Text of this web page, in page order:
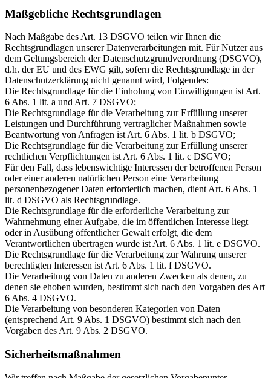
Maßgebliche Rechtsgrundlagen
Nach Maßgabe des Art. 13 DSGVO teilen wir Ihnen die
Rechtsgrundlagen unserer Datenverarbeitungen mit. Für Nutzer aus
dem Geltungsbereich der Datenschutzgrundverordnung (DSGVO),
d.h. der EU und des EWG gilt, sofern die Rechtsgrundlage in der
Datenschutzerklärung nicht genannt wird, Folgendes:
Die Rechtsgrundlage für die Einholung von Einwilligungen ist Art.
6 Abs. 1 lit. a und Art. 7 DSGVO;
Die Rechtsgrundlage für die Verarbeitung zur Erfüllung unserer
Leistungen und Durchführung vertraglicher Maßnahmen sowie
Beantwortung von Anfragen ist Art. 6 Abs. 1 lit. b DSGVO;
Die Rechtsgrundlage für die Verarbeitung zur Erfüllung unserer
rechtlichen Verpflichtungen ist Art. 6 Abs. 1 lit. c DSGVO;
Für den Fall, dass lebenswichtige Interessen der betroffenen Person
oder einer anderen natürlichen Person eine Verarbeitung
personenbezogener Daten erforderlich machen, dient Art. 6 Abs. 1
lit. d DSGVO als Rechtsgrundlage.
Die Rechtsgrundlage für die erforderliche Verarbeitung zur
Wahrnehmung einer Aufgabe, die im öffentlichen Interesse liegt
oder in Ausübung öffentlicher Gewalt erfolgt, die dem
Verantwortlichen übertragen wurde ist Art. 6 Abs. 1 lit. e DSGVO.
Die Rechtsgrundlage für die Verarbeitung zur Wahrung unserer
berechtigten Interessen ist Art. 6 Abs. 1 lit. f DSGVO.
Die Verarbeitung von Daten zu anderen Zwecken als denen, zu
denen sie ehoben wurden, bestimmt sich nach den Vorgaben des Art
6 Abs. 4 DSGVO.
Die Verarbeitung von besonderen Kategorien von Daten
(entsprechend Art. 9 Abs. 1 DSGVO) bestimmt sich nach den
Vorgaben des Art. 9 Abs. 2 DSGVO.
Sicherheitsmaßnahmen